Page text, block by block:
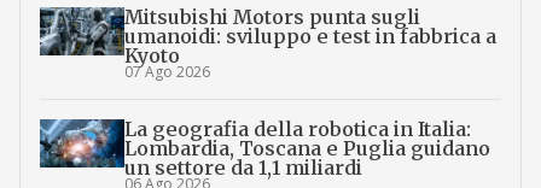
Mitsubishi Motors punta sugli
umanoidi: sviluppo e test in fabbrica a
Kyoto
07 Ago 2026
La geografia della robotica in Italia:
Lombardia, Toscana e Puglia guidano
un settore da 1,1 miliardi